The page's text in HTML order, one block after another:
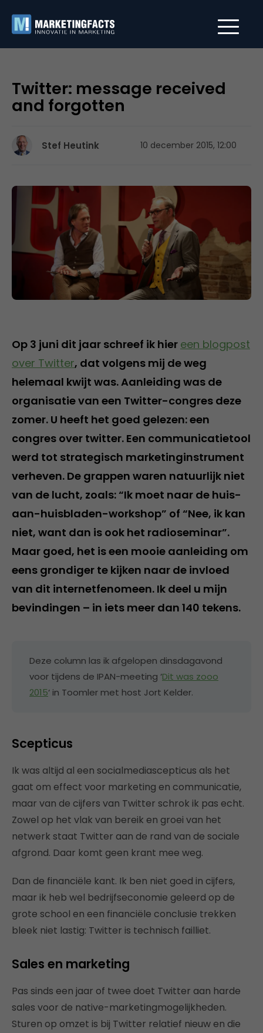
Twitter: message received
and forgotten
Stef Heutink 10 december 2015, 12:00
Op 3 juni dit jaar schreef ik hier een blogpost
over Twitter, dat volgens mij de weg
helemaal kwijt was. Aanleiding was de
organisatie van een Twitter-congres deze
zomer. U heeft het goed gelezen: een
congres over twitter. Een communicatietool
werd tot strategisch marketinginstrument
verheven. De grappen waren natuurlijk niet
van de lucht, zoals: “Ik moet naar de huis-
aan-huisbladen-workshop” of “Nee, ik kan
niet, want dan is ook het radioseminar”.
Maar goed, het is een mooie aanleiding om
eens grondiger te kijken naar de invloed
van dit internetfenomeen. Ik deel u mijn
bevindingen – in iets meer dan 140 tekens.
Deze column las ik afgelopen dinsdagavond
voor tijdens de IPAN-meeting ‘Dit was zooo
2015‘ in Toomler met host Jort Kelder.
Scepticus
Ik was altijd al een socialmediascepticus als het
gaat om effect voor marketing en communicatie,
maar van de cijfers van Twitter schrok ik pas echt.
Zowel op het vlak van bereik en groei van het
netwerk staat Twitter aan de rand van de sociale
afgrond. Daar komt geen krant mee weg.
Dan de financiële kant. Ik ben niet goed in cijfers,
maar ik heb wel bedrijfseconomie geleerd op de
grote school en een financiële conclusie trekken
bleek niet lastig: Twitter is technisch failliet.
Sales en marketing
Pas sinds een jaar of twee doet Twitter aan harde
sales voor de native-marketingmogelijkheden.
Sturen op omzet is bij Twitter relatief nieuw en die